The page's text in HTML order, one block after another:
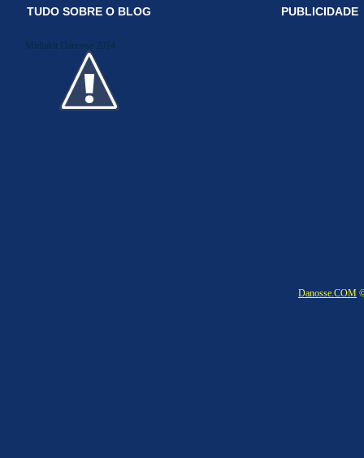
TUDO SOBRE O BLOG
Midiakit Danosse 2014
PUBLICIDADE
Danosse.COM